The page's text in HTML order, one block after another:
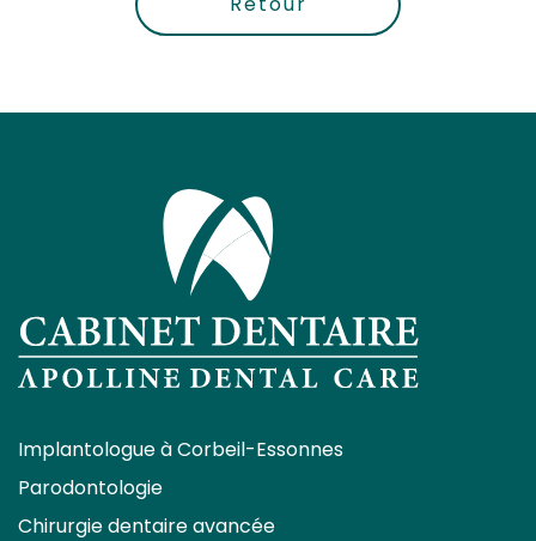
Implantologue à Corbeil-Essonnes
Parodontologie
Chirurgie dentaire avancée